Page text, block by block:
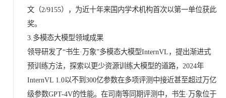
文（2/9155），为近十年来国内学术机构首次以第一单位获此
奖。
3.多模态大模型领域成果
领导研发了“书生·万象”多模态大模型InternVL，提出渐进式
预训练方法，探索以更少资源训练大模型的道路，2024年
InternVL 1.0以不到300亿参数在多项评测中接近甚至超过万亿
级参数GPT-4V的性能。在司南等同期评测中，书生·万象位于